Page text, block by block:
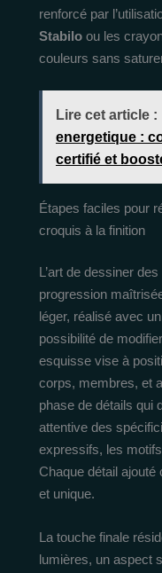
renforcé par
Stabilo ou les
couleurs sans
Lire cet article :
energetique :
certifié et
Étapes faciles pour
croquis à la finition
L’art de dessiner
progression
léger, réalisé avec
possibilité de
esquisse vise à
corps, membres, et
phase de détails qui
attentive des
expressifs, les
Chaque détail
et unique.
La touche finale
lumières, un aspect